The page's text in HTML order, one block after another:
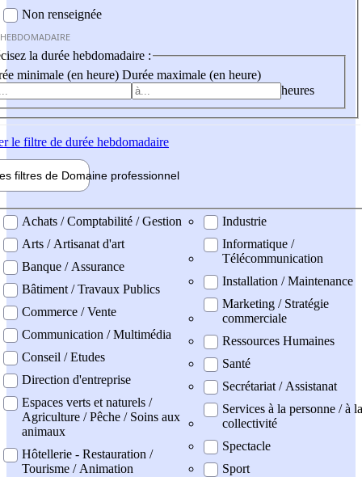
Non renseignée
la durée hebdomadaire :
minimale (en heure) Durée maximale (en heure)
heures
le filtre de durée hebdomadaire
filtres de Domaine professionnel
professionel
Achats / Comptabilité / Gestion
Arts / Artisanat d'art
Banque / Assurance
Bâtiment / Travaux Publics
Commerce / Vente
Communication / Multimédia
Conseil / Etudes
Direction d'entreprise
Espaces verts et naturels /
Agriculture / Pêche / Soins aux
animaux
Hôtellerie - Restauration /
Tourisme / Animation
Industrie
Informatique /
Télécommunication
Installation / Maintenance
Marketing / Stratégie
commerciale
Ressources Humaines
Santé
Secrétariat / Assistanat
Services à la personne / à la
collectivité
Spectacle
Sport